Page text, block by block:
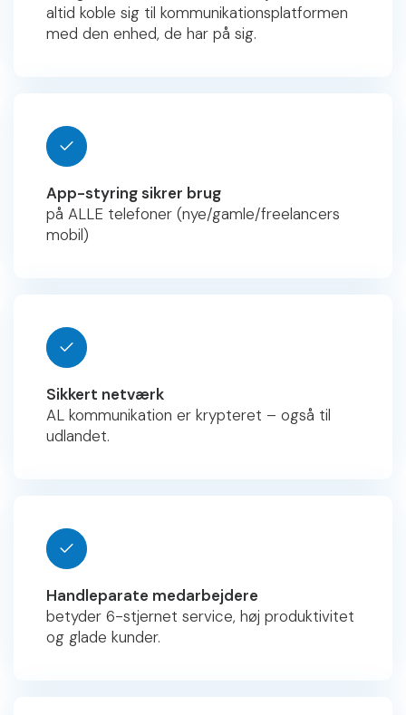
altid koble sig til kommunikationsplatformen
med den enhed, de har på sig.
App-styring sikrer brug
på ALLE telefoner (nye/gamle/freelancers
mobil)
Sikkert netværk
AL kommunikation er krypteret – også til
udlandet.
Handleparate medarbejdere
betyder 6-stjernet service, høj produktivitet
og glade kunder.